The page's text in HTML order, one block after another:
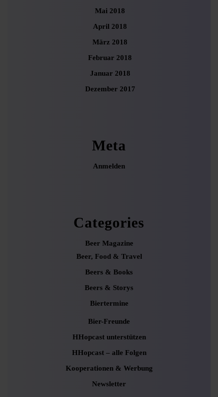
Mai 2018
April 2018
März 2018
Februar 2018
Januar 2018
Dezember 2017
Meta
Anmelden
Categories
Beer Magazine
Beer, Food & Travel
Beers & Books
Beers & Storys
Biertermine
Bier-Freunde
HHopcast unterstützen
HHopcast – alle Folgen
Kooperationen & Werbung
Newsletter